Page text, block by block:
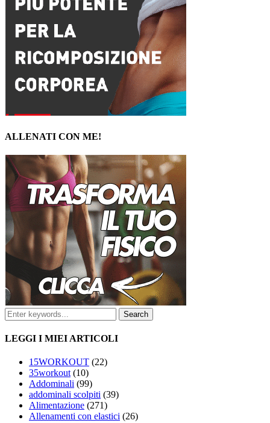
ALLENATI CON ME!
LEGGI I MIEI ARTICOLI
15WORKOUT (22)
35workout (10)
Addominali (99)
addominali scolpiti (39)
Alimentazione (271)
Allenamenti con elastici (26)